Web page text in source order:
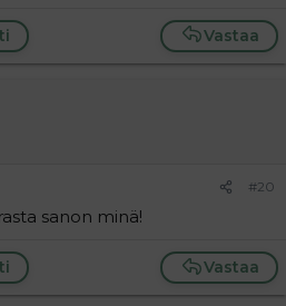
Vastaa
#20
sanon minä!
Vastaa